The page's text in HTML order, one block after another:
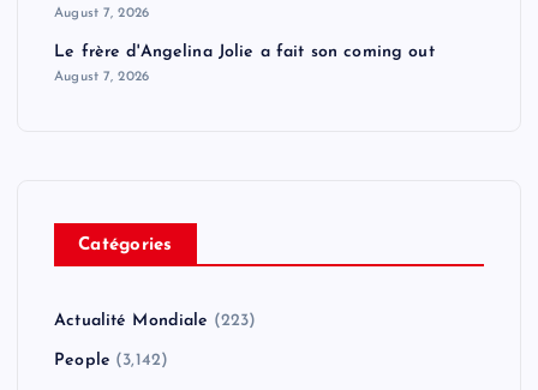
August 7, 2026
Le frère d'Angelina Jolie a fait son coming out
August 7, 2026
Catégories
Actualité Mondiale (223)
People (3,142)